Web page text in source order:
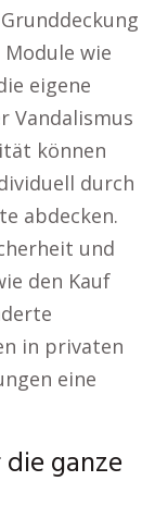
wie
eigene
Vandalismus
können
durch
abdecken.
und
den Kauf
in privaten
eine
ganze